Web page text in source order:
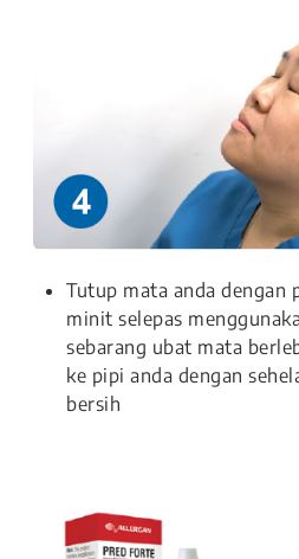
Tutup mata anda dengan
minit selepas
sebarang ubat mata
ke pipi anda dengan
bersih